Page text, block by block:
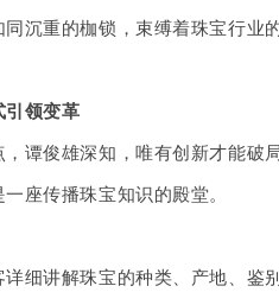
沉重的枷锁，束缚着珠宝行业
引领变革
谭俊雄深知，唯有创新才能破
座传播珠宝知识的殿堂。
细讲解珠宝的种类、产地、